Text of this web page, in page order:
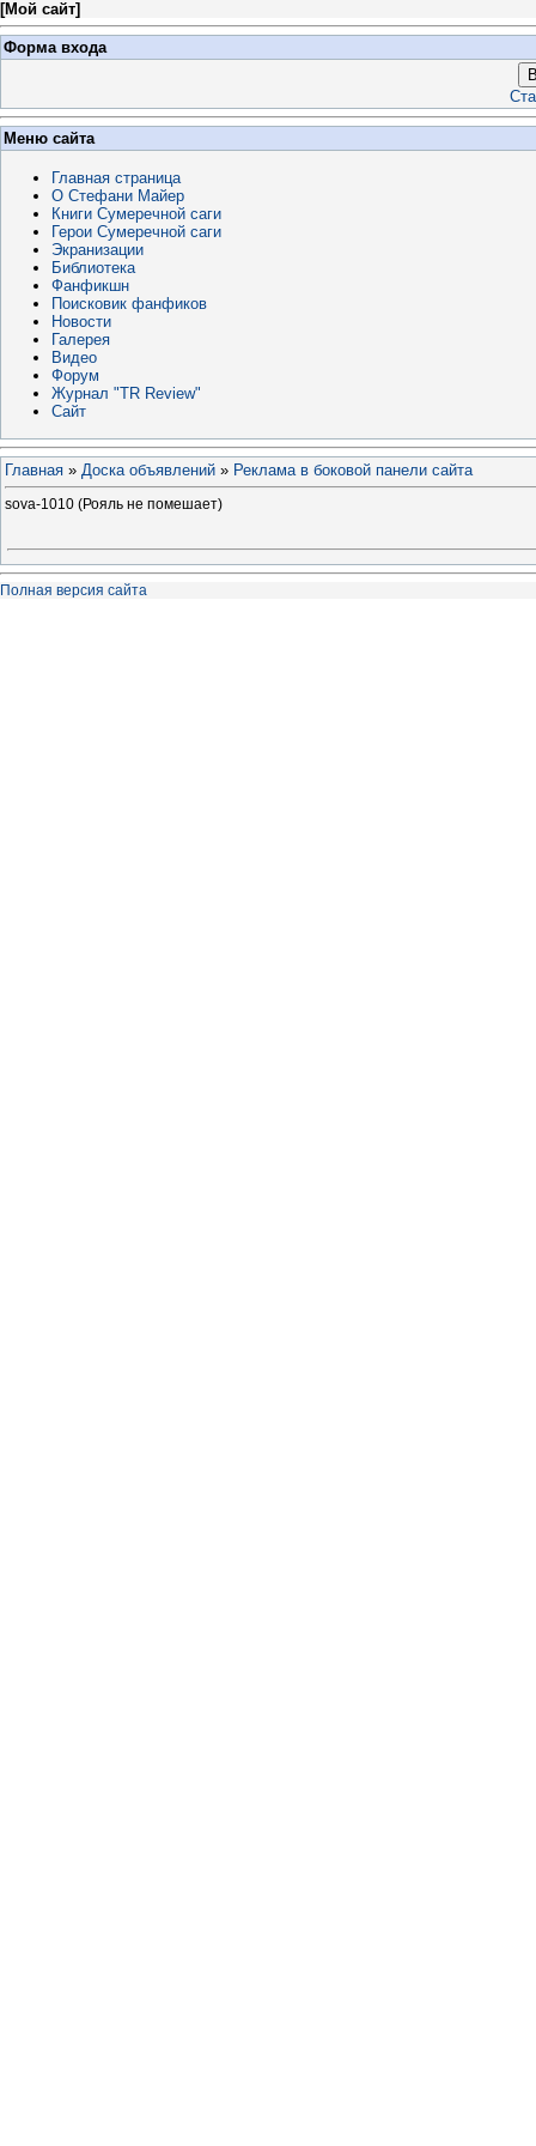
[Мой сайт]
Форма входа
Меню сайта
Главная страница
О Стефани Майер
Книги Сумеречной саги
Герои Сумеречной саги
Экранизации
Библиотека
Фанфикшн
Поисковик фанфиков
Новости
Галерея
Видео
Форум
Журнал "TR Review"
Сайт
Главная » Доска объявлений » Реклама в боковой панели сайта
sova-1010 (Рояль не помешает)
Полная версия сайта